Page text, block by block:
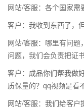
网站/客服：各个国家需
客户：我收到东西了，
网站/客服：哪里有问
问题，我们会负责把证
客户：成品你们帮我做
质保量的？qq视频是看
网站/客服：我们给客